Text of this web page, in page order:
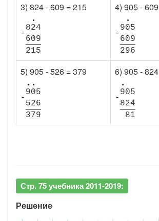
3) 824 - 609 = 215
•
-
824
609
215
4) 905 -
•
-
905
609
296
5) 905 - 526 = 379
• •
-
905
526
379
6) 905 -
•
-
905
824
81
Стр. 75 учебника 2011-2019:
Решение